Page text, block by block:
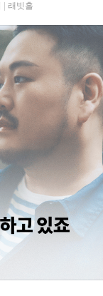
래빗홀